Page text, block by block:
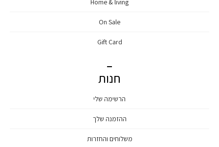
Home & living
On Sale
Gift Card
חנות
הרשימה שלי
ההזמנה שלך
משלוחים והחזרות